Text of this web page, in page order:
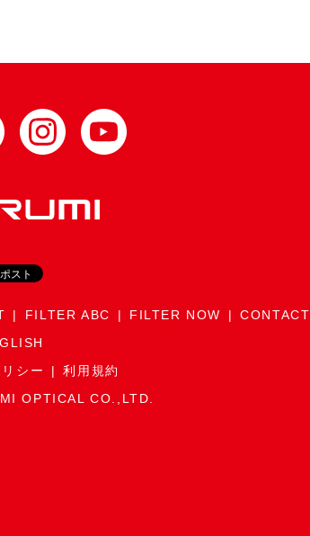
FILTER ABC FILTER NOW
CONTACT
シー
利用規約
OPTICAL CO.,LTD.